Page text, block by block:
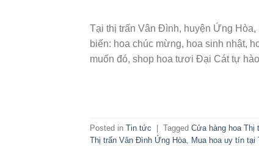
Tại thị trấn Vân Đình, huyện Ứng
biến: hoa chúc mừng, hoa sinh nhật,
muốn đó, shop hoa tươi Đại Cát tự
Posted in Tin tức Tagged Cửa hàng hoa Thị
Thị trấn Vân Đình Ứng Hòa, Mua hoa uy tín